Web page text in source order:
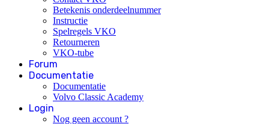
Betekenis onderdeelnummer
Instructie
Spelregels VKO
Retourneren
VKO-tube
Forum
Documentatie
Documentatie
Volvo Classic Academy
Login
Nog geen account ?